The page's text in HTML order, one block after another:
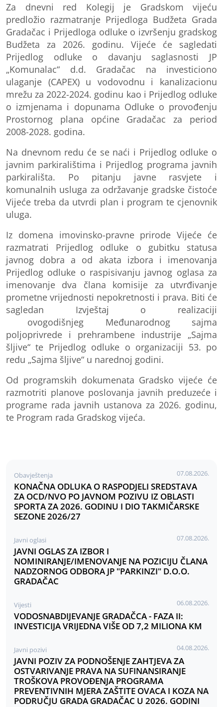
Za dnevni red Kolegij je Gradskom vijeću
predložio razmatranje Prijedloga Budžeta Grada
Gradačac i Prijedloga odluke o izvršenju gradskog
Budžeta za 2026. godinu. Vijeće će sagledati
Prijedlog odluke o davanju saglasnosti JP
„Komunalac“ d.d. Gradačac na investiciono
ulaganje (CAPEX) u vodovodnu i kanalizacionu
mrežu za 2022-2024. godinu kao i Prijedlog odluke
o izmjenama i dopunama Odluke o provođenju
Prostornog plana općine Gradačac za period
2008-2028. godina.
Na dnevnom redu će se naći i Prijedlog odluke o
javnim parkiralištima i Prijedlog programa javnih
parkirališta. Po pitanju javne rasvjete i
komunalnih usluga za održavanje gradske čistoće
Vijećetreba da utvrdi plan i program te cjenovnik
uluga.
Iz domena imovinsko-pravne prirode Vijeće će
razmatrati Prijedlog odluke o gubitku statusa
javnog dobra a od akata izbora i imenovanja
Prijedlog odluke o raspisivanju javnog oglasa za
imenovanje dva člana komisije za utvrđivanje
prometne vrijednosti nepokretnosti i prava. Biti će
sagledan Izvještaj o realizaciji
ovogodišnjeg Međunarodnog sajma
poljoprivrede i prehrambene industrije „Sajma
šljive“ te Prijedlog odluke o organizaciji 53. po
redu „Sajma šljive“ u narednoj godini.
Od programskih dokumenata Gradsko vijeće će
razmotriti planove poslovanja javnih preduzeće i
programe rada javnih ustanova za 2026. godinu,
te Program rada Gradskog vijeća.
Obavještenja 07.08.2026.
KONAČNA ODLUKA O RASPODJELI SREDSTAVA
ZA OCD/NVO PO JAVNOM POZIVU IZ OBLASTI
SPORTA ZA 2026. GODINU I DIO TAKMIČARSKE
SEZONE 2026/27
Javni oglasi 07.08.2026.
JAVNI OGLAS ZA IZBOR I
NOMINIRANJE/IMENOVANJE NA POZICIJU ČLANA
NADZORNOG ODBORA JP "PARKINZI" D.O.O.
GRADAČAC
Vijesti 06.08.2026.
VODOSNABDIJEVANJE GRADAČCA - FAZA II:
INVESTICIJA VRIJEDNA VIŠE OD 7,2 MILIONA KM
Javni pozivi 04.08.2026.
JAVNI POZIV ZA PODNOŠENJE ZAHTJEVA ZA
OSTVARIVANJE PRAVA NA SUFINANSIRANJE
TROŠKOVA PROVOĐENJA PROGRAMA
PREVENTIVNIH MJERA ZAŠTITE OVACA I KOZA NA
PODRUČJU GRADA GRADAČAC U 2026. GODINI